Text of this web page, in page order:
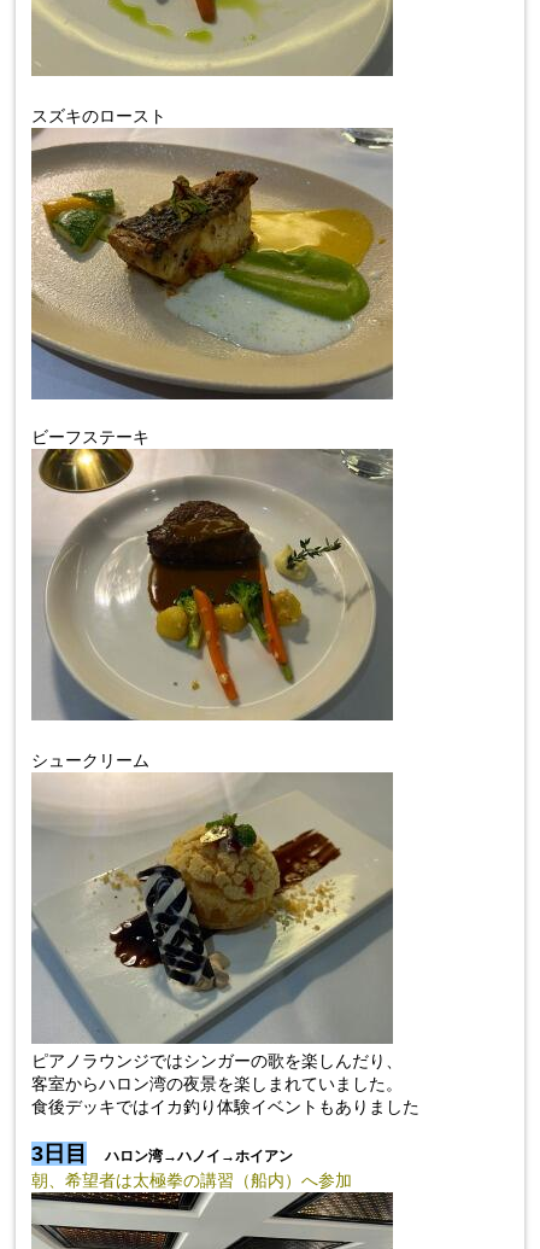
スズキのロースト
ビーフステーキ
シュークリーム
ピアノラウンジではシンガーの歌を楽しんだり、
客室からハロン湾の夜景を楽しまれていました。
食後デッキではイカ釣り体験イベントもありました
3日目 ハロン湾→ハノイ→ホイアン
朝、希望者は太極拳の講習（船内）へ参加